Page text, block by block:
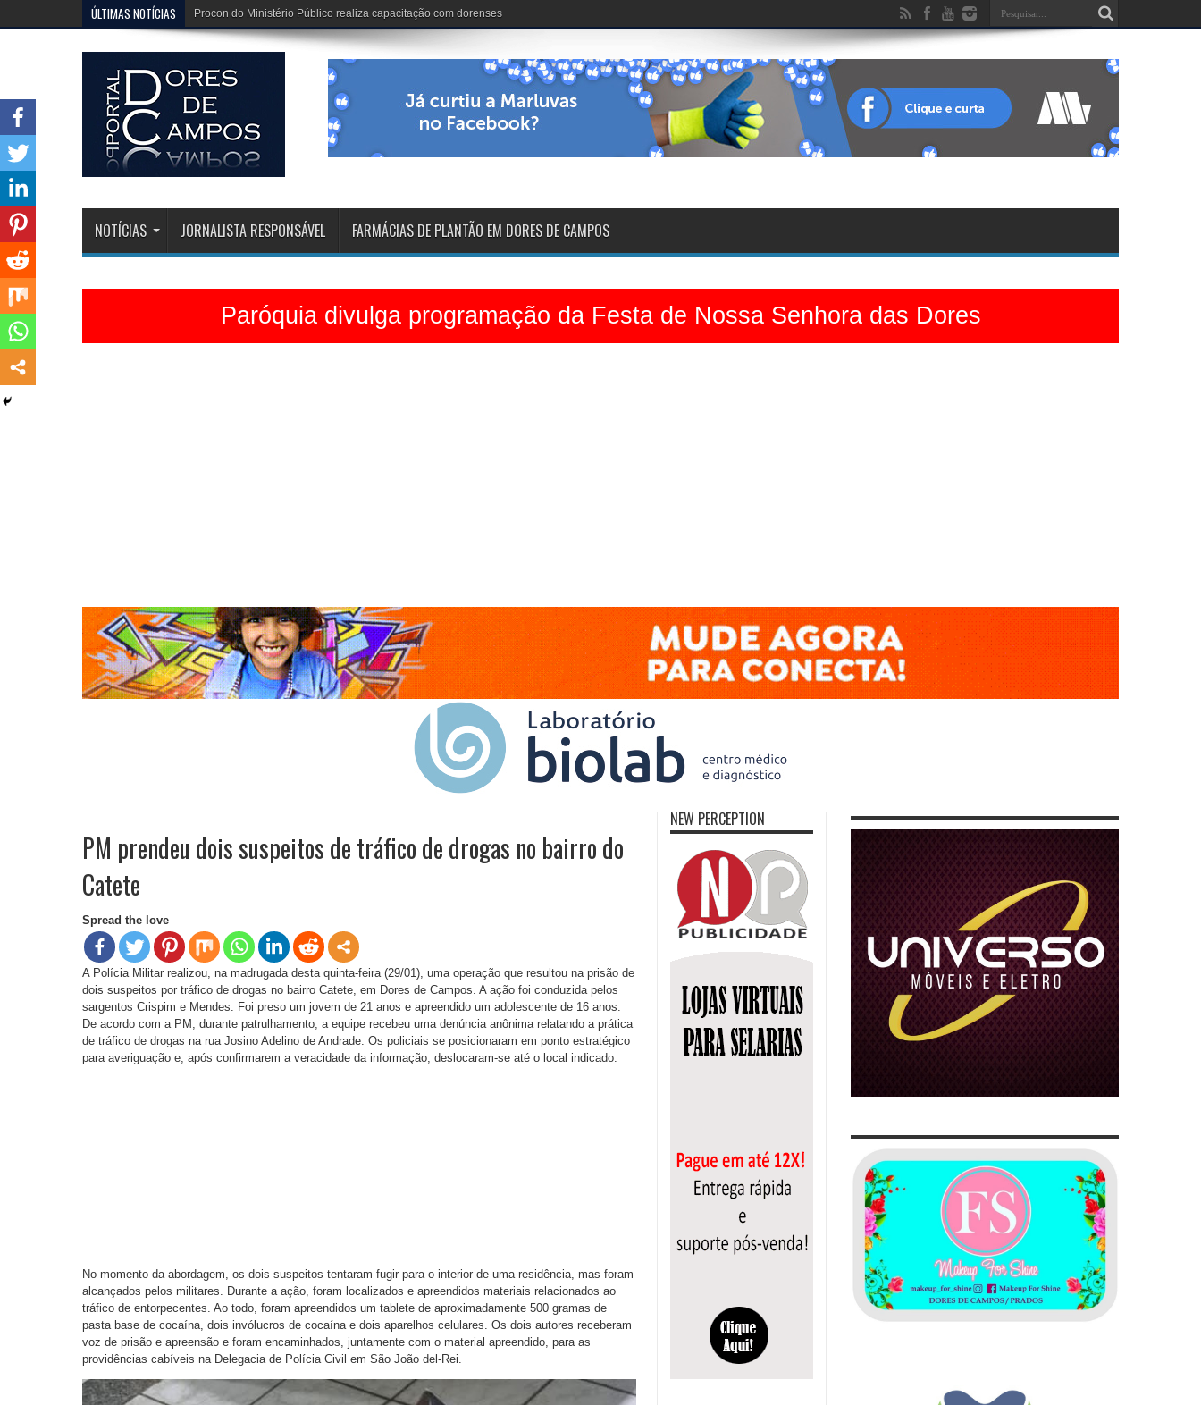
ÚLTIMAS NOTÍCIAS Dona Dirinha celebra uma marca extraordinária: 102 anos de vida
NOTÍCIAS JORNALISTA RESPONSÁVEL FARMÁCIAS DE PLANTÃO EM DORES DE CAMPOS
Paróquia divulga programação da Festa de Nossa Senhora das Dores
PM prendeu dois suspeitos de tráfico de drogas no bairro do
Catete
Spread the love
A Polícia Militar realizou, na madrugada desta quinta-feira (29/01), uma operação que resultou na prisão de
dois suspeitos por tráfico de drogas no bairro Catete, em Dores de Campos. A ação foi conduzida pelos
sargentos Crispim e Mendes. Foi preso um jovem de 21 anos e apreendido um adolescente de 16 anos.
De acordo com a PM, durante patrulhamento, a equipe recebeu uma denúncia anônima relatando a prática
de tráfico de drogas na rua Josino Adelino de Andrade. Os policiais se posicionaram em ponto estratégico
para averiguação e, após confirmarem a veracidade da informação, deslocaram-se até o local indicado.
No momento da abordagem, os dois suspeitos tentaram fugir para o interior de uma residência, mas foram
alcançados pelos militares. Durante a ação, foram localizados e apreendidos materiais relacionados ao
tráfico de entorpecentes. Ao todo, foram apreendidos um tablete de aproximadamente 500 gramas de
pasta base de cocaína, dois invólucros de cocaína e dois aparelhos celulares. Os dois autores receberam
voz de prisão e apreensão e foram encaminhados, juntamente com o material apreendido, para as
providências cabíveis na Delegacia de Polícia Civil em São João del-Rei.
NEW PERCEPTION